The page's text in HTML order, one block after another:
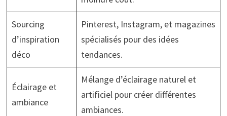
Sourcing
d’inspiration
déco
Pinterest, Instagram, et magazines
spécialisés pour des idées
tendances.
Éclairage et
ambiance
Mélange d’éclairage naturel et
artificiel pour créer différentes
ambiances.